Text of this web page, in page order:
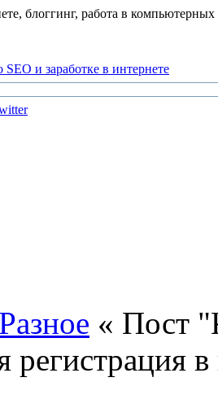
блоггинг, работа в
Разное « Пост
регистрация в